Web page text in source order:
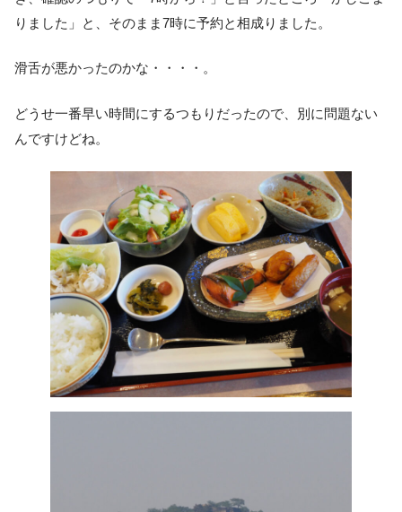
りました」と、そのまま7時に予約と相成りました。
滑舌が悪かったのかな・・・・。
どうせ一番早い時間にするつもりだったので、別に問題ない
んですけどね。